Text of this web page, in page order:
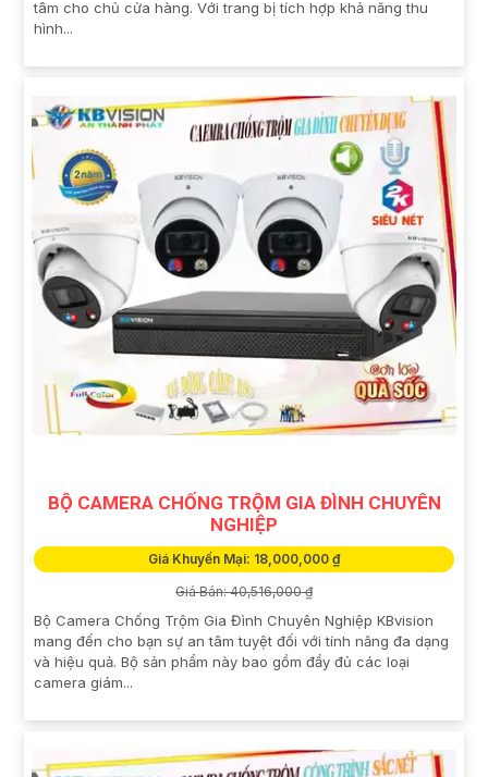
tâm cho chủ cửa hàng. Với trang bị tích hợp khả năng thu
hình...
BỘ CAMERA CHỐNG TRỘM GIA ĐÌNH CHUYÊN
NGHIỆP
Giá Khuyến Mại: 18,000,000 ₫
Giá Bán: 40,516,000 ₫
Bộ Camera Chống Trộm Gia Đình Chuyên Nghiệp KBvision
mang đến cho bạn sự an tâm tuyệt đối với tính năng đa dạng
và hiệu quả. Bộ sản phẩm này bao gồm đầy đủ các loại
camera giám...